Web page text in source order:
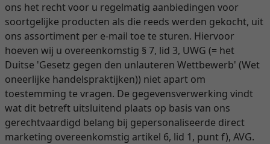
ons het recht voor u regelmatig aanbiedingen voor
soortgelijke producten als die reeds werden gekocht, uit
ons assortiment per e-mail toe te sturen. Hiervoor
hoeven wij u overeenkomstig § 7, lid 3, UWG (= het
Duitse 'Gesetz gegen den unlauteren Wettbewerb' (Wet
oneerlijke handelspraktijken)) niet apart om
toestemming te vragen. De gegevensverwerking vindt
wat dit betreft uitsluitend plaats op basis van ons
gerechtvaardigd belang bij gepersonaliseerde direct
marketing overeenkomstig artikel 6, lid 1, punt f), AVG.